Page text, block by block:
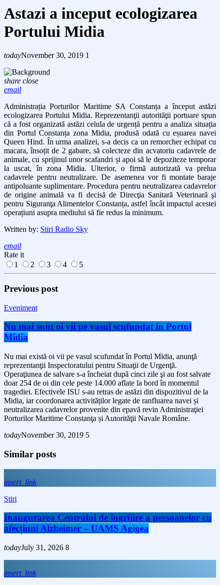
Astazi a inceput ecologizarea
Portului Midia
todayNovember 30, 2019 1
share close
email
Administrația Porturilor Maritime SA Constanța a început astăzi
ecologizarea Portului Midia. Reprezentanţii autorităţii portuare spun
că a fost organizată astăzi celula de urgență pentru a analiza situația
din Portul Constanța zona Midia, produsă odată cu eșuarea navei
Queen Hind. În urma analizei, s-a decis ca un remorcher echipat cu
macara, însoțit de 2 gabare, să colecteze din acvatoriu cadavrele de
animale, cu sprijinul unor scafandri și apoi să le depoziteze temporar
la uscat, în zona Midia. Ulterior, o firmă autorizată va prelua
cadavrele pentru neutralizare. De asemenea vor fi montate baraje
antipoluante suplimentare. Procedura pentru neutralizarea cadavrelor
de origine animală va fi decisă de Direcţia Sanitară Veterinară şi
pentru Siguranţa Alimentelor Constanța, astfel încât impactul acestei
operațiuni asupra mediului să fie redus la minimum.
Written by: Stiri Radio Sky
email
Rate it
1
2 3 4 5
Previous post
Eveniment
Nu mai sunt oi vii pe vasul scufundat in Portul
Midia
Nu mai există oi vii pe vasul scufundat în Portul Midia, anunţă
reprezentanţii Inspectoratului pentru Situaţii de Urgenţă.
Operaţiunea de salvare s-a încheiat după cinci zile şi au fost salvate
doar 254 de oi din cele peste 14.000 aflate la bord în momentul
tragediei. Efectivele ISU s-au retras de astăzi din dispozitivul de la
Midia, iar coordonarea activităților legate de ranfluarea navei și
neutralizarea cadavrelor provenite din epavă revin Administraţiei
Porturilor Maritime Constanţa și Autorităţii Navale Române.
todayNovember 30, 2019 5
Similar posts
insert_link
Stiri
Inaugurarea Centrului de îngrijire a persoanelor cu
afecțiuni Alzheimer – UAMS Agigea
todayJuly 31, 2026 8
insert_link